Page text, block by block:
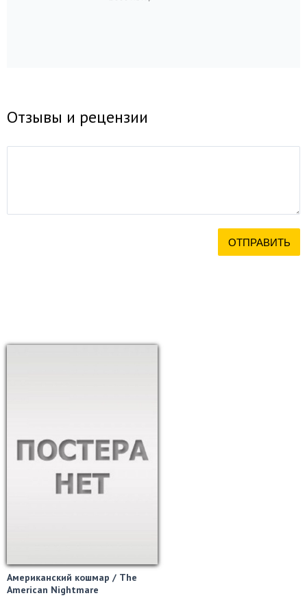
Отзывы и рецензии
Американский кошмар / The
American Nightmare